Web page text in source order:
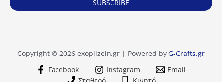
SUBSCRIBE
Copyright © 2026 exoplizein.gr | Powered by G-Crafts.gr
Facebook
Instagram
Email
Σταθερό
Κινητό